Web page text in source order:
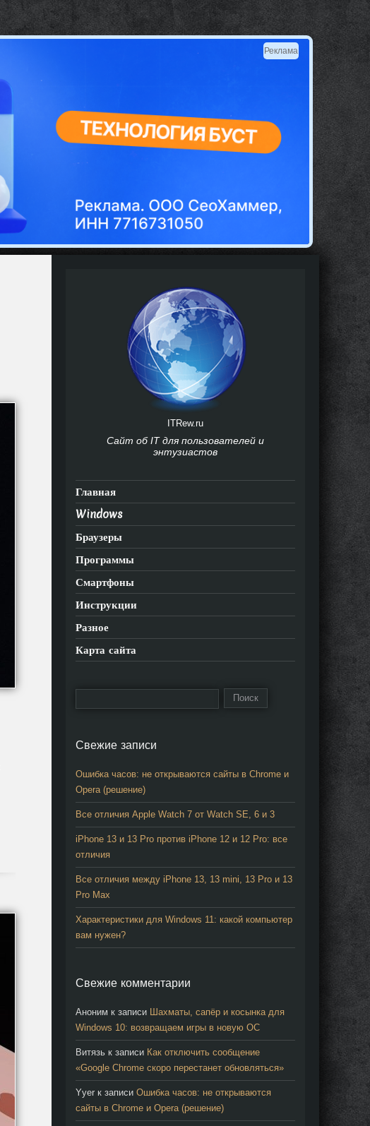
Реклама
ITRew.ru
Сайт об IT для пользователей и
энтузиастов
Главная
Windows
Браузеры
Программы
Смартфоны
Инструкции
Разное
Карта сайта
Свежие записи
Ошибка часов: не открываются сайты в Chrome и
Opera (решение)
Все отличия Apple Watch 7 от Watch SE, 6 и 3
iPhone 13 и 13 Pro против iPhone 12 и 12 Pro: все
отличия
Все отличия между iPhone 13, 13 mini, 13 Pro и 13
Pro Max
Характеристики для Windows 11: какой компьютер
вам нужен?
Свежие комментарии
Аноним к записи Шахматы, сапёр и косынка для
Windows 10: возвращаем игры в новую ОС
Витязьк записи Как отключить сообщение
«Google Chrome скоро перестанет обновляться»
Yyerк записи Ошибка часов: не открываются
сайты в Chrome и Opera (решение)